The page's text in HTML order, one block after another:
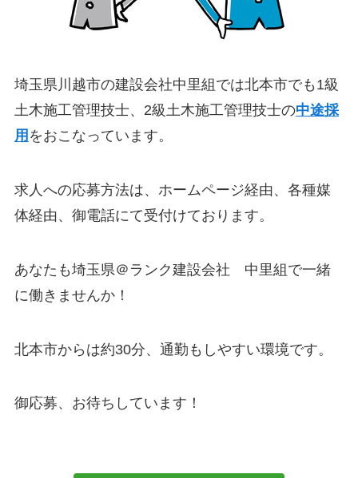
埼玉県川越市の建設会社中里組では北本市でも1級
土木施工管理技士、2級土木施工管理技士の中途採
用 をおこなっています。
求人への応募方法は、ホームページ経由、各種媒
体経由、御電話にて受付けております。
あなたも埼玉県＠ランク建設会社 中里組で一緒
に働きませんか！
北本市からは約30分、通勤もしやすい環境です。
御応募、お待ちしています！